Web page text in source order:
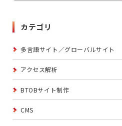
カテゴリ
多言語サイト／グローバルサイト
アクセス解析
BTOBサイト制作
CMS